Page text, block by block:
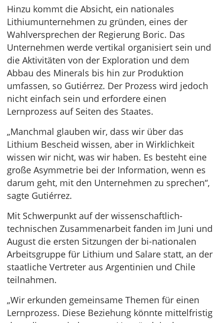
Hinzu kommt die Absicht, ein nationales
Lithiumunternehmen zu gründen, eines der
Wahlversprechen der Regierung Boric. Das
Unternehmen werde vertikal organisiert sein und
die Aktivitäten von der Exploration und dem
Abbau des Minerals bis hin zur Produktion
umfassen, so Gutiérrez. Der Prozess wird jedoch
nicht einfach sein und erfordere einen
Lernprozess auf Seiten des Staates.
„Manchmal glauben wir, dass wir über das
Lithium Bescheid wissen, aber in Wirklichkeit
wissen wir nicht, was wir haben. Es besteht eine
große Asymmetrie bei der Information, wenn es
darum geht, mit den Unternehmen zu sprechen“,
sagte Gutiérrez.
Mit Schwerpunkt auf der wissenschaftlich-
technischen Zusammenarbeit fanden im Juni und
August die ersten Sitzungen der bi-nationalen
Arbeitsgruppe für Lithium und Salare statt, an der
staatliche Vertreter aus Argentinien und Chile
teilnahmen.
„Wir erkunden gemeinsame Themen für einen
Lernprozess. Diese Beziehung könnte mittelfristig